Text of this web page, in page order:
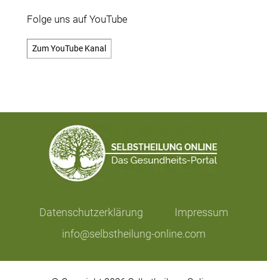
Folge uns auf YouTube
Zum YouTube Kanal
Datenschutzerklärung
Impressum
info@selbstheilung-online.com